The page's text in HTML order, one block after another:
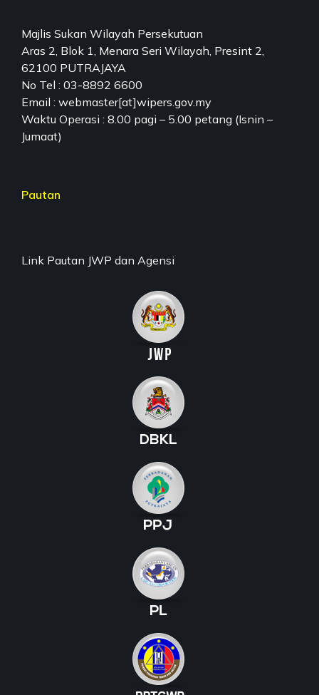
Majlis Sukan Wilayah Persekutuan
Aras 2, Blok 1, Menara Seri Wilayah, Presint 2,
62100 PUTRAJAYA
No Tel : 03-8892 6600
Email : webmaster[at]wipers.gov.my
Waktu Operasi : 8.00 pagi – 5.00 petang (Isnin –
Jumaat)
Pautan
Link Pautan JWP dan Agensi